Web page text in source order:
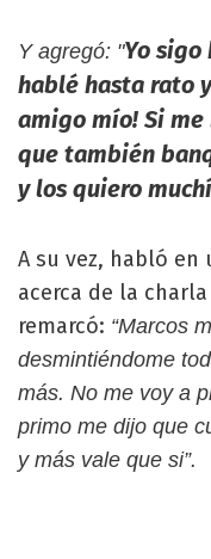
Y agregó: "Yo sigo
hablé hasta rato
amigo mío! Si
que también
y los quiero
A su vez, habló en
acerca de la
remarcó: “Marcos
desmintiéndome
más. No me voy a
primo me dijo que
y más vale que si”.